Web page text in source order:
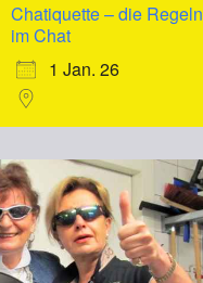
Chatiquette – die Regeln
im Chat
1 Jan. 26